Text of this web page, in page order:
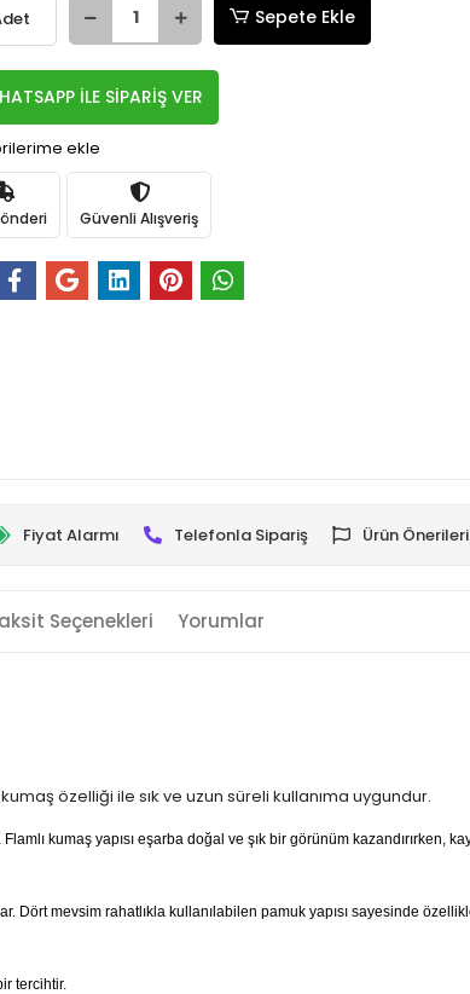
Sepete Ekle
İLE SİPARİŞ VER
ekle
Güvenli Alışveriş
Fiyat Alarmı Telefonla Sipariş Ürün Önerileri
Seçenekleri Yorumlar
özelliği ile sık ve uzun süreli kullanıma uygundur.
kumaş yapısı eşarba doğal ve şık bir görünüm kazandırırken,
mevsim rahatlıkla kullanılabilen pamuk yapısı sayesinde
tercihtir.